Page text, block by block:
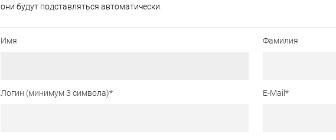
они будут подставляться автоматически.
Имя Фамилия
Логин (минимум 3 символа)* E-Mail *